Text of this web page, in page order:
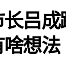
吕
想法